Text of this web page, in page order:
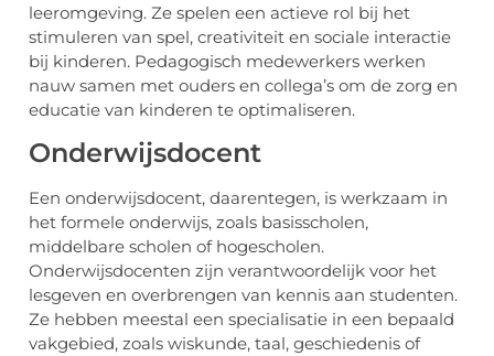
leeromgeving. Ze spelen een actieve rol bij het
stimuleren van spel, creativiteit en sociale interactie
bij kinderen. Pedagogisch medewerkers werken
nauw samen met ouders en collega’s om de zorg en
educatie van kinderen te optimaliseren.
Onderwijsdocent
Een onderwijsdocent, daarentegen, is werkzaam in
het formele onderwijs, zoals basisscholen,
middelbare scholen of hogescholen.
Onderwijsdocenten zijn verantwoordelijk voor het
lesgeven en overbrengen van kennis aan studenten.
Ze hebben meestal een specialisatie in een bepaald
vakgebied, zoals wiskunde, taal, geschiedenis of